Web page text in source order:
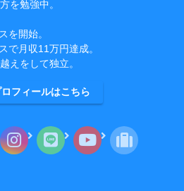
を勉強中。
を開始。
で月収11万円達成。
えをして独立。
フィールはこちら